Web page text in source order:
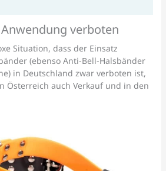
verboten
Situation, dass der Einsatz
(ebenso Anti-Bell-Halsbänder
in Deutschland zwar verboten ist,
Österreich auch Verkauf und in den